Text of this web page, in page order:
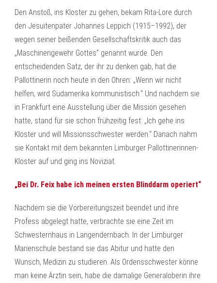
Den Anstoß, ins Kloster zu gehen, bekam Rita-Lore durch
den Jesuitenpater Johannes Leppich (1915–1992), der
wegen seiner beißenden Gesellschaftskritik auch das
„Maschinengewehr Gottes“ genannt wurde. Den
entscheidenden Satz, der ihr zu denken gab, hat die
Pallottinerin noch heute in den Ohren: „Wenn wir nicht
helfen, wird Südamerika kommunistisch.“ Und nachdem sie
in Frankfurt eine Ausstellung über die Mission gesehen
hatte, stand für sie schon frühzeitig fest: „Ich gehe ins
Kloster und will Missionsschwester werden.“ Danach nahm
sie Kontakt mit dem bekannten Limburger Pallottinerinnen-
Kloster auf und ging ins Noviziat.
„Bei Dr. Feix habe ich meinen ersten Blinddarm operiert“
Nachdem sie die Vorbereitungszeit beendet und ihre
Profess abgelegt hatte, verbrachte sie eine Zeit im
Schwesternhaus in Langendernbach. In der Limburger
Marienschule bestand sie das Abitur und hatte den
Wunsch, Medizin zu studieren. Als Ordensschwester könne
man keine Ärztin sein, habe die damalige Generaloberin ihre